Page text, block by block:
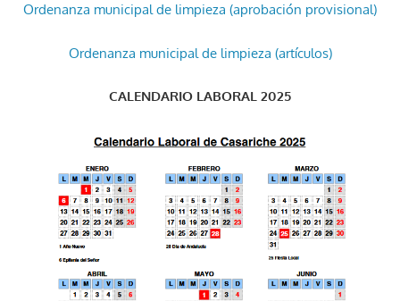
Ordenanza municipal de limpieza (aprobación provisional)
Ordenanza municipal de limpieza (artículos)
CALENDARIO LABORAL 2025